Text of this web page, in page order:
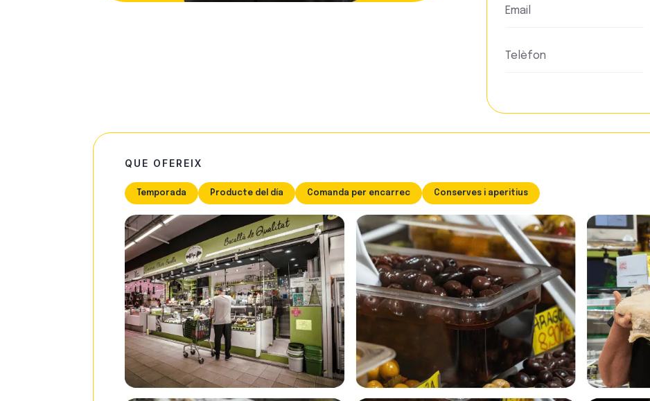
Email
Telèfon
QUE OFEREIX
Temporada Producte del día Comanda per encarrec Conserves i aperitius